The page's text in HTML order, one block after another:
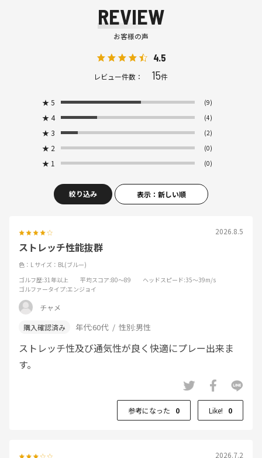
REVIEW
お客様の声
4.5
レビュー件数： 15件
★ 5 (9)
★ 4 (4)
★ 3 (2)
★ 2 (0)
★ 1 (0)
絞り込み 表示：新しい順
2026.8.5
ストレッチ性能抜群
色：L サイズ：BL(ブルー)
ゴルフ歴:31年以上 平均スコア:80～89 ヘッドスピード:35～39m/s
ゴルファータイプ:エンジョイ
チャメ
年代:60代 性別:男性
ストレッチ性及び通気性が良く快適にプレー出来ま
す。
参考になった 0 Like! 0
2026.7.2